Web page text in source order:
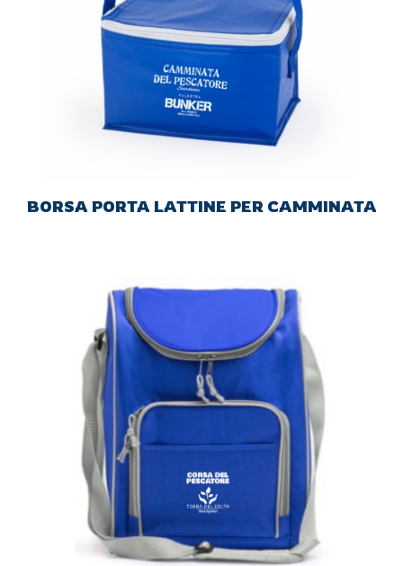
BORSA PORTA LATTINE PER CAMMINATA